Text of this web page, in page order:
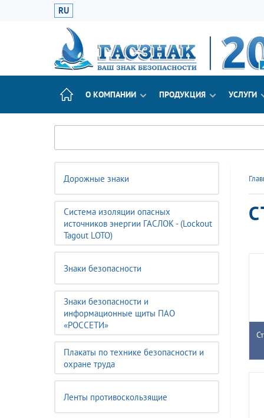
RU
О КОМПАНИИ ПРОДУКЦИЯ УСЛУГИ
Дорожные знаки
Система изоляции опасных
источников энергии ГАСЛОК - (Lockout
Tagout LOTO)
Знаки безопасности
Знаки безопасности и
информационные щиты ПАО
«РОССЕТИ»
Плакаты по технике безопасности и
охране труда
Ленты противоскользящие